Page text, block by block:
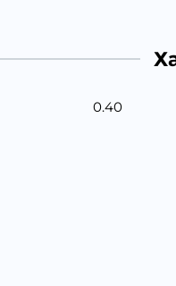
0.40